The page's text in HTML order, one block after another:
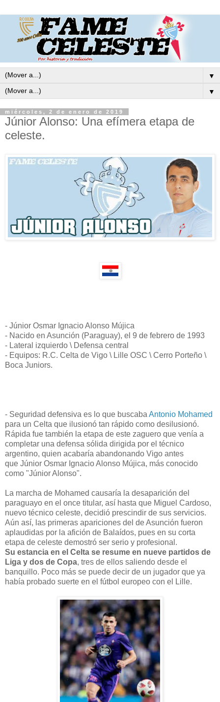
▼
▼
miércoles, 2 de enero de 2019
Júnior Alonso: Una efímera etapa de
celeste.
- Júnior Osmar Ignacio Alonso Mújica
- Nacido en Asunción (Paraguay), el 9 de febrero de 1993
- Lateral izquierdo \ Defensa central
- Equipos: R.C. Celta de Vigo \ Lille OSC \ Cerro Porteño \
Boca Juniors.
- Seguridad defensiva es lo que buscaba Antonio Mohamed
para un Celta que ilusionó tan rápido como desilusionó.
Rápida fue también la etapa de este zaguero que venía a
completar una defensa sólida dirigida por el técnico
argentino, quien acabaría abandonando Vigo antes
que Júnior Osmar Ignacio Alonso Mújica, más conocido
como "Júnior Alonso".
La marcha de Mohamed causaría la desaparición del
paraguayo en el once titular, así hasta que Miguel Cardoso,
nuevo técnico celeste, decidió prescindir de sus servicios.
Aún así, las primeras apariciones del de Asunción fueron
aplaudidas por la afición de Balaídos, pues en su corta
etapa de celeste demostró ser serio y profesional.
Su estancia en el Celta se resume en nueve partidos de
Liga y dos de Copa, tres de ellos saliendo desde el
banquillo. Poco más se puede decir de un jugador que ya
había probado suerte en el fútbol europeo con el Lille.